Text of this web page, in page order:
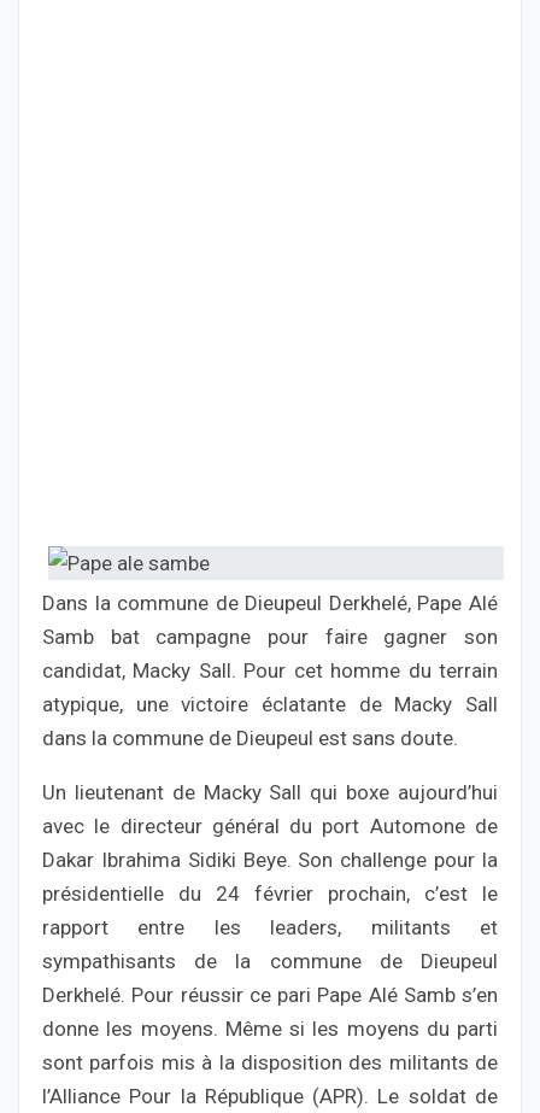
Dans la commune de Dieupeul Derkhelé, Pape Alé
Samb bat campagne pour faire gagner son
candidat, Macky Sall. Pour cet homme du terrain
atypique, une victoire éclatante de Macky Sall
dans la commune de Dieupeul est sans doute.
Un lieutenant de Macky Sall qui boxe aujourd’hui
avec le directeur général du port Automone de
Dakar Ibrahima Sidiki Beye. Son challenge pour la
présidentielle du 24 février prochain, c’est le
rapport entre les leaders, militants et
sympathisants de la commune de Dieupeul
Derkhelé. Pour réussir ce pari Pape Alé Samb s’en
donne les moyens. Même si les moyens du parti
sont parfois mis à la disposition des militants de
l’Alliance Pour la République (APR). Le soldat de